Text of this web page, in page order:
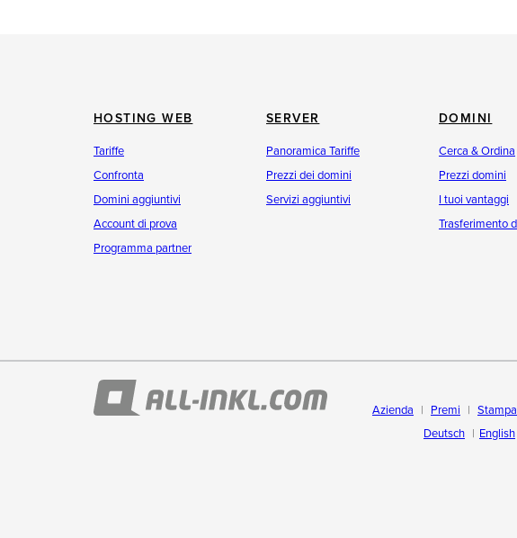
HOSTING WEB
Tariffe
Confronta
Domini aggiuntivi
Account di prova
Programma partner
SERVER
Panoramica Tariffe
Prezzi dei domini
Servizi aggiuntivi
DOMINI
Cerca & Ordina
Prezzi domini
I tuoi vantaggi
Trasferimento
Azienda
Premi Stampa
Deutsch
English